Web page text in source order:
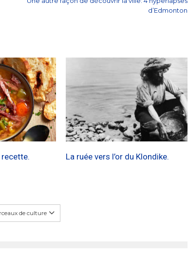
d’Edmonton
recette. La ruée vers l’or du Klondike.
de culture